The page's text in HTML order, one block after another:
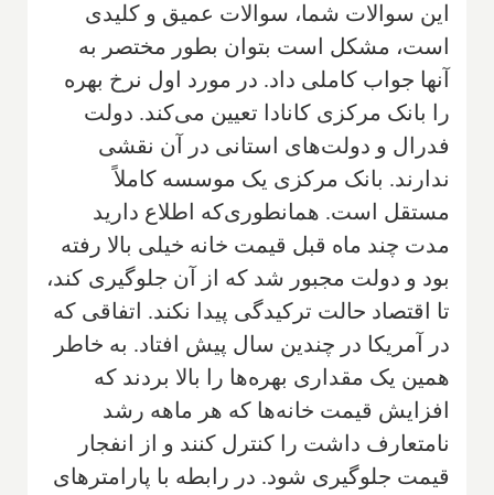
این سوالات شما، سوالات عمیق و کلیدی
است، مشکل است بتوان بطور مختصر به
آنها جواب کاملی داد. در مورد اول نرخ بهره
را بانک مرکزی کانادا تعیین می‌کند. دولت
فدرال و دولت‌های استانی در آن نقشی
ندارند. بانک مرکزی یک موسسه کاملاً
مستقل است. همانطوری‌که اطلاع دارید
مدت چند ماه قبل قیمت خانه خیلی بالا رفته
بود و دولت مجبور شد که از آن جلوگیری کند،
تا اقتصاد حالت ترکیدگی پیدا نکند. اتفاقی که
در آمریکا در چندین سال پیش افتاد. به خاطر
همین یک مقداری بهره‌ها را بالا بردند که
افزایش قیمت خانه‌ها که هر ماهه رشد
نامتعارف داشت را کنترل کنند و از انفجار
قیمت جلوگیری شود. در رابطه با پارامترهای